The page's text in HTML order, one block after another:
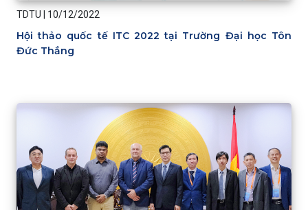
TDTU 10/12/2022
Hội thảo quốc tế ITC 2022 tại Trường Đại học Tôn
Đức Thắng